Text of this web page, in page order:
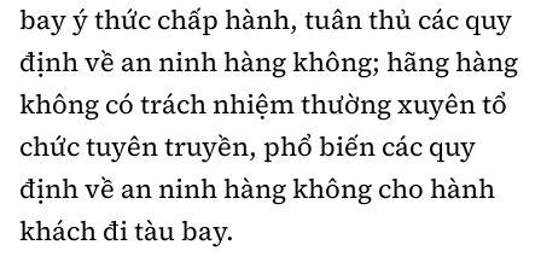
bay ý thức chấp hành, tuân thủ các quy
định về an ninh hàng không; hãng hàng
không có trách nhiệm thường xuyên tổ
chức tuyên truyền, phổ biến các quy
định về an ninh hàng không cho hành
khách đi tàu bay.